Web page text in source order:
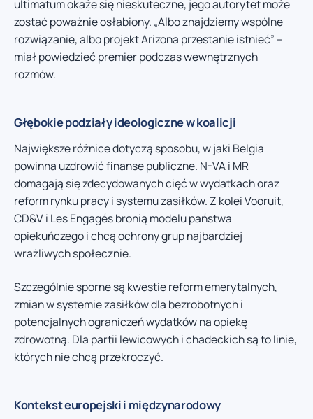
ultimatum okaże się nieskuteczne, jego autorytet może
zostać poważnie osłabiony. „Albo znajdziemy wspólne
rozwiązanie, albo projekt Arizona przestanie istnieć” –
miał powiedzieć premier podczas wewnętrznych
rozmów.
Głębokie podziały ideologiczne w koalicji
Największe różnice dotyczą sposobu, w jaki Belgia
powinna uzdrowić finanse publiczne. N-VA i MR
domagają się zdecydowanych cięć w wydatkach oraz
reform rynku pracy i systemu zasiłków. Z kolei Vooruit,
CD&V i Les Engagés bronią modelu państwa
opiekuńczego i chcą ochrony grup najbardziej
wrażliwych społecznie.
Szczególnie sporne są kwestie reform emerytalnych,
zmian w systemie zasiłków dla bezrobotnych i
potencjalnych ograniczeń wydatków na opiekę
zdrowotną. Dla partii lewicowych i chadeckich są to linie,
których nie chcą przekroczyć.
Kontekst europejski i międzynarodowy